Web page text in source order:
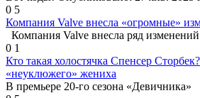
0 5
Компания Valve внесла «огромные»
Компания Valve внесла ряд изменений
0 1
Кто такая холостячка Спенсер
«неуклюжего» жениха
В премьере 20-го сезона «Девичника»